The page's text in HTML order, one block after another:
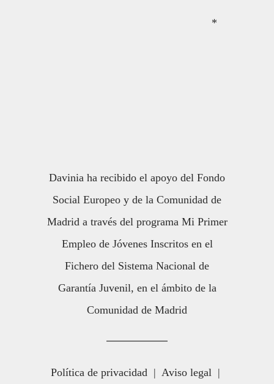
*
Davinia ha recibido el apoyo del Fondo
Social Europeo y de la Comunidad de
Madrid a través del programa Mi Primer
Empleo de Jóvenes Inscritos en el
Fichero del Sistema Nacional de
Garantía Juvenil, en el ámbito de la
Comunidad de Madrid
Política de privacidad | Aviso legal |